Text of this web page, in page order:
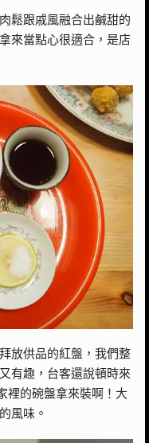
鬆跟戚風融合出鹹甜的
來當點心很適合，是店
放供品的紅盤，我們整
有趣，台客還說頓時來
裡的碗盤拿來裝啊！大
風味。